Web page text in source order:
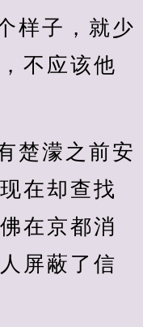
样子，就少
不应该他
楚濛之前安
在却查找
在京都消
屏蔽了信